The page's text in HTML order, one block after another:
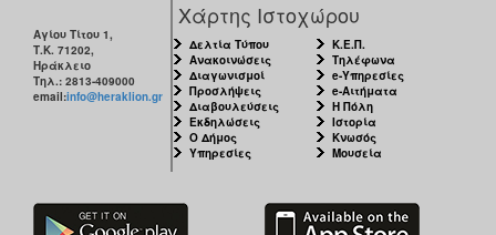
Αγίου Τίτου 1,
Τ.Κ. 71202,
Ηράκλειο
Τηλ.: 2813-409000
email:info@heraklion.gr
Χάρτης Ιστοχώρου
Δελτία Τύπου
Ανακοινώσεις
Διαγωνισμοί
Προσλήψεις
Διαβουλεύσεις
Εκδηλώσεις
Ο Δήμος
Υπηρεσίες
Κ.Ε.Π.
Τηλέφωνα
e-Υπηρεσίες
e-Αιτήματα
Η Πόλη
Ιστορία
Κνωσός
Μουσεία